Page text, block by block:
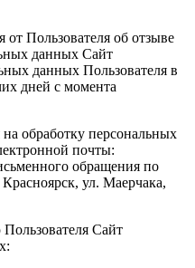
Пользователя об отзыве
данных Сайт
данных Пользователя в
дней с момента
обработку персональных
почты:
обращения по
ул. Маерчака,
Сайт